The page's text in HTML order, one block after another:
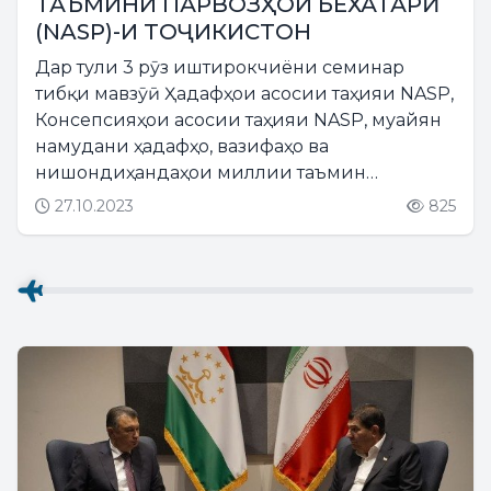
(NASP)-И ТОҶИКИСТОН
Дар тули 3 рӯз иштирокчиёни семинар
тибқи мавзӯӣ Ҳадафҳои асосии таҳияи NASP,
Консепсияҳои асосии таҳияи NASP, муайян
намудани ҳадафҳо, вазифаҳо ва
нишондиҳандаҳои миллии таъмин
намудани бехатарии парвозҳо, муайян
ташаббусҳо оид...
27.10.2023 825